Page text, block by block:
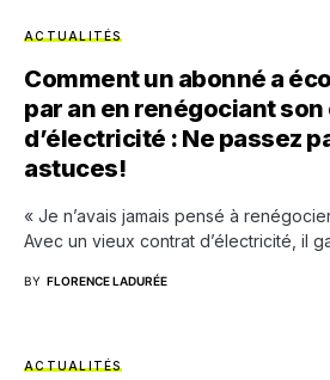
ACTUALITÉS
Comment un abonné a
par an en renégociant
d’électricité : Ne passez
astuces!
« Je n’avais jamais pensé à
Avec un vieux contrat d’électricité, il
BY FLORENCE LADURÉE
ACTUALITÉS